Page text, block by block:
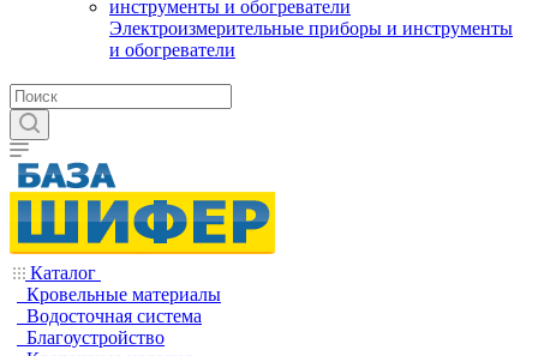
Электроизмерительные приборы и инструменты
и обогреватели
Каталог
Кровельные материалы
Водосточная система
Благоустройство